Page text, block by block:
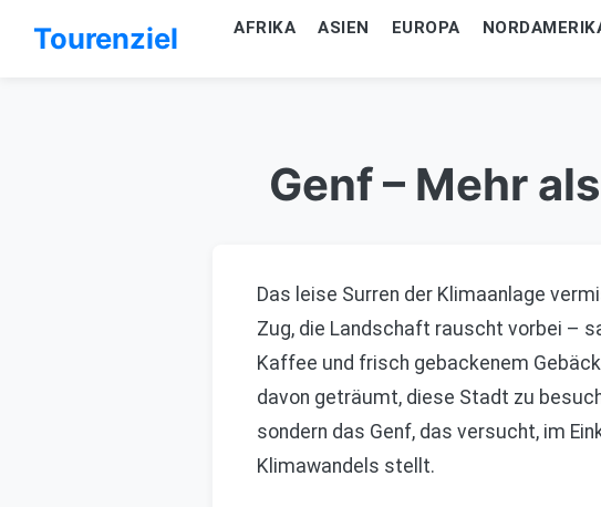
Tourenziel AFRIKA ASIEN EUROPA
Genf – Mehr
Das leise Surren der Klimaanlage
Zug, die Landschaft rauscht vorbei –
Kaffee und frisch gebackenem
davon geträumt, diese Stadt zu
sondern das Genf, das versucht, im
Klimawandels stellt.